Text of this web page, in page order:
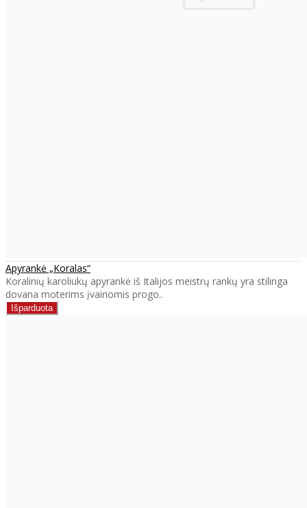
Apyrankė „Koralas“
Koralinių karoliukų apyrankė iš Italijos meistrų rankų yra stilinga
dovana moterims įvairiomis progo..